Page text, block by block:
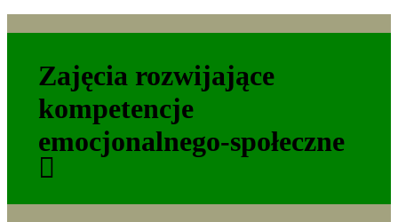
Zajęcia rozwijające
kompetencje
emocjonalnego-społeczne